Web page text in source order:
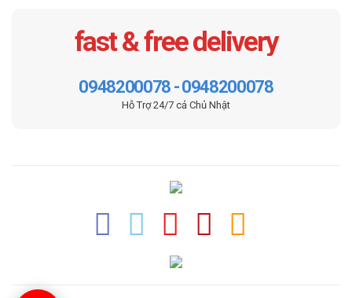
fast & free delivery
0948200078 - 0948200078
Hỗ Trợ 24/7 cả Chủ Nhật